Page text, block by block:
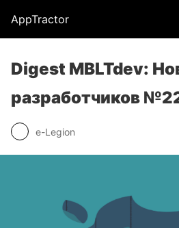
AppTractor
Digest MBLTdev:
разработчиков
e-Legion